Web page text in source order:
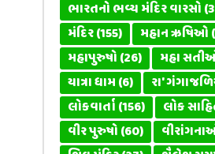
ભારતનો ભવ્ય મંદિર વારસો
મંદિર(155) મહાન ઋષિઓ
મહાપુરુષો(26) મહા
યાત્રા ધામ(6) રા'
લોકવાર્તા(156) લોક
વીર પુરુષો(60)